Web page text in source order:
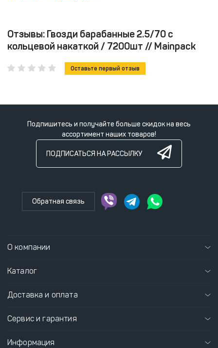
Отзывы: Гвозди барабанные 2.5/70 с
кольцевой накаткой / 7200шт // Mainpack
Оставьте первый отзыв
Подпишитесь и получайте больше скидок на весь
ассортимент наших товаров!
ПОДПИСАТЬСЯ НА РАССЫЛКУ
Обратная связь
О компании
Каталог
Доставка и оплата
Сервис и гарантия
Информация